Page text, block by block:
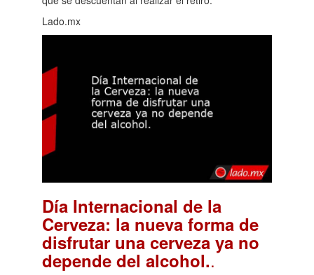
Lado.mx
Día Internacional de la
Cerveza: la nueva forma de
disfrutar una cerveza ya no
depende del alcohol..